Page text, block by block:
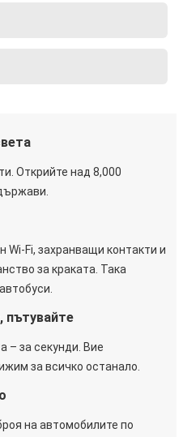
Открийте над 8,000
Wi-Fi, захранващи контакти и
за краката. Така
пътувайте
– за секунди. Вие
за всичко останало.
на автомобилите по